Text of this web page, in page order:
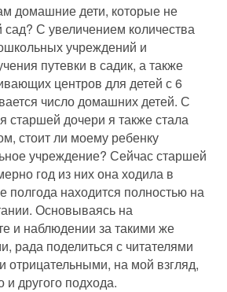
домашние дети, которые не
сад? С увеличением количества
учреждений и
путевки в садик, а также
центров для детей с 6
число домашних детей. С
старшей дочери я также стала
стоит ли моему ребенку
учреждение? Сейчас старшей
год из них она ходила в
полгода находится полностью на
Основываясь на
и наблюдении за такими же
рада поделиться с читателями
отрицательными, на мой взгляд,
другого подхода.